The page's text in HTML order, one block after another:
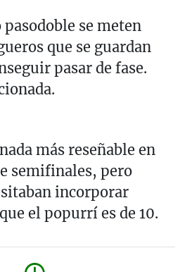
pasodoble se meten
que se guardan
pasar de fase.
más reseñable en
semifinales, pero
incorporar
el popurrí es de 10.